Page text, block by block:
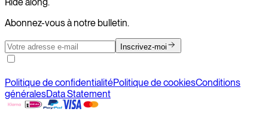
Abonnez-vous à notre bulletin.
Inscrivez-moi
Politique de confidentialitéPolitique de cookiesConditions
généralesData Statement